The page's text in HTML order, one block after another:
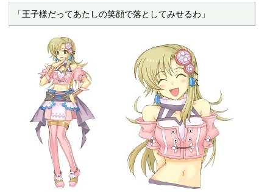
「王子様だってあたしの笑顔で落としてみせるわ」